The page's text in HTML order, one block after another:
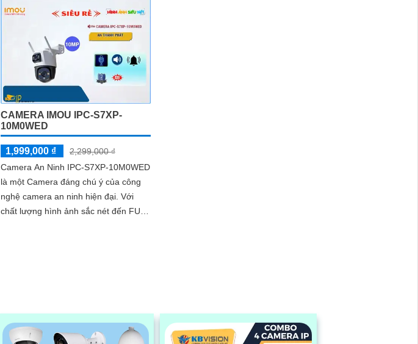
CAMERA IMOU IPC-S7XP-
10M0WED
1,999,000 ₫
2,299,000 ₫
Camera An Ninh IPC-S7XP-10M0WED
là một Camera đáng chú ý của công
nghệ camera an ninh hiện đại. Với
chất lượng hình ảnh sắc nét đến FULL